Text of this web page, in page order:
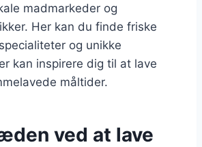
madmarkeder og
Her kan du finde friske
og unikke
kan inspirere dig til at lave
måltider.
ved at lave